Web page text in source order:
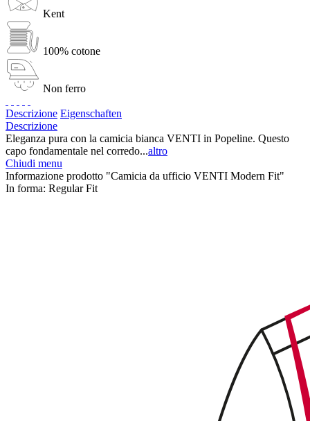
Kent
100% cotone
Non ferro
Descrizione Eigenschaften
Descrizione
Eleganza pura con la camicia bianca VENTI in Popeline. Questo
capo fondamentale nel corredo...altro
Chiudi menu
Informazione prodotto "Camicia da ufficio VENTI Modern Fit"
In forma: Regular Fit